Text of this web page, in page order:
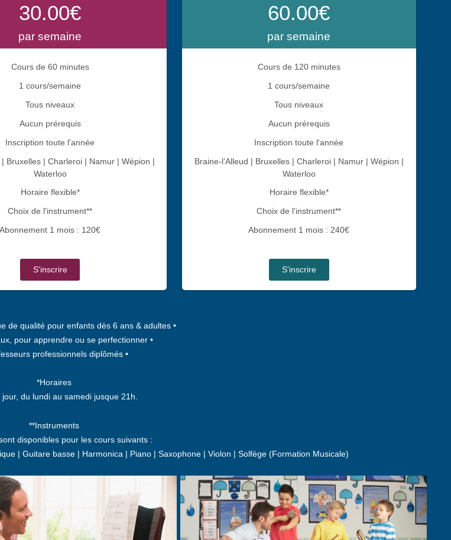
30.00€
par semaine
Cours de 60 minutes
1 cours/semaine
Tous niveaux
Aucun prérequis
Inscription toute l'année
| Bruxelles | Charleroi | Namur | Wépion |
Waterloo
Horaire flexible*
Choix de l'instrument**
Abonnement 1 mois : 120€
S'inscrire
60.00€
par semaine
Cours de 120 minutes
1 cours/semaine
Tous niveaux
Aucun prérequis
Inscription toute l'année
Braine-l’Alleud | Bruxelles | Charleroi | Namur | Wépion |
Waterloo
Horaire flexible*
Choix de l'instrument**
Abonnement 1 mois : 240€
S'inscrire
de qualité pour enfants dès 6 ans & adultes •
pour apprendre ou se perfectionner •
professionnels diplômés •
*Horaires
du lundi au samedi jusque 21h.
**Instruments
disponibles pour les cours suivants :
| Guitare basse | Harmonica | Piano | Saxophone | Violon | Solfège (Formation Musicale)